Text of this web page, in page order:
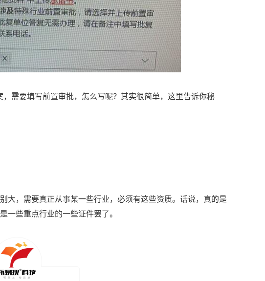
需要填写前置审批，怎么写呢？其实很简单，这里告诉你秘
大，需要真正从事某一些行业，必须有这些资质。话说，真的是
一些重点行业的一些证件罢了。